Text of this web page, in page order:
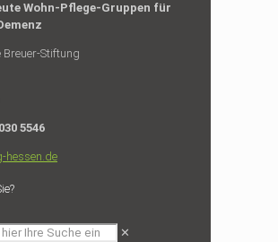
Wohn-Pflege-Gruppen für
Stiftung
5546
hessen.de
✕